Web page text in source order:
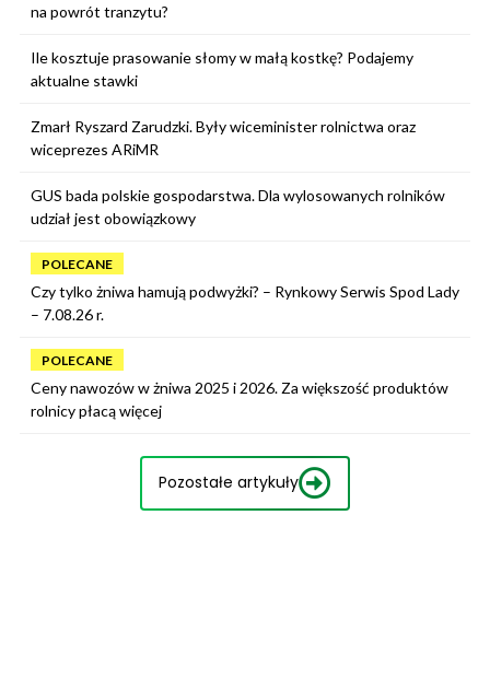
na powrót tranzytu?
Ile kosztuje prasowanie słomy w małą kostkę? Podajemy
aktualne stawki
Zmarł Ryszard Zarudzki. Były wiceminister rolnictwa oraz
wiceprezes ARiMR
GUS bada polskie gospodarstwa. Dla wylosowanych rolników
udział jest obowiązkowy
POLECANE
Czy tylko żniwa hamują podwyżki? – Rynkowy Serwis Spod Lady
– 7.08.26 r.
POLECANE
Ceny nawozów w żniwa 2025 i 2026. Za większość produktów
rolnicy płacą więcej
Pozostałe artykuły